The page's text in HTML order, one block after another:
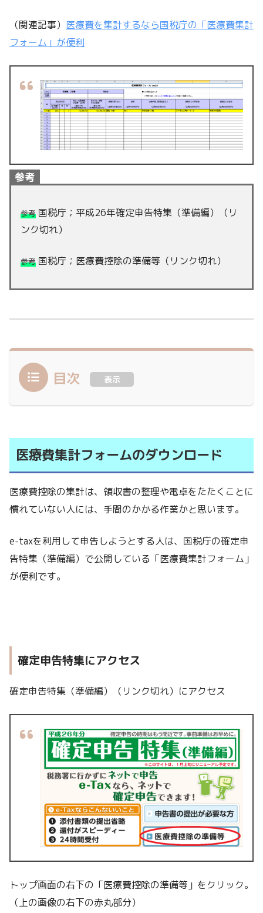
（関連記事） 医療費を集計するなら国税庁の「医療費集計
フォーム」が便利
参考
参考 国税庁；平成26年確定申告特集（準備編）（リ
ンク切れ）
参考 国税庁；医療費控除の準備等（リンク切れ）
目次 表示
医療費集計フォームのダウンロード
医療費控除の集計は、領収書の整理や電卓をたたくことに
慣れていない人には、手間のかかる作業かと思います。
e-taxを利用して申告しようとする人は、国税庁の確定申
告特集（準備編）で公開している「医療費集計フォーム」
が便利です。
確定申告特集にアクセス
確定申告特集（準備編）（リンク切れ）にアクセス
トップ画面の右下の「医療費控除の準備等」をクリック。
（上の画像の右下の赤丸部分）